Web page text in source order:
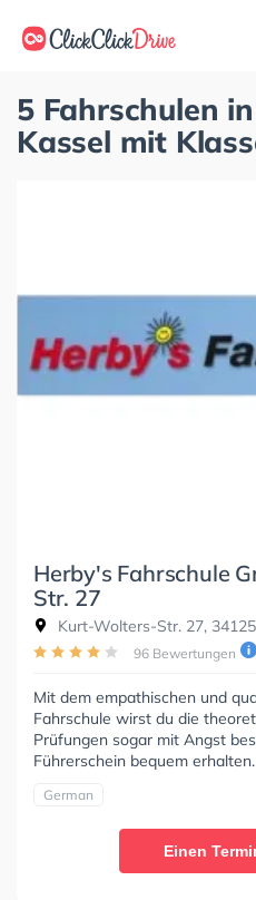
5 Fahrschulen
Kassel mit
Herby's Fahrschule
Str. 27
Kurt-Wolters-Str. 27,
96 Bewertungen
Mit dem empathischen und
Fahrschule wirst du die
Prüfungen sogar mit Angst
Führerschein bequem erhalten.
German
Einen